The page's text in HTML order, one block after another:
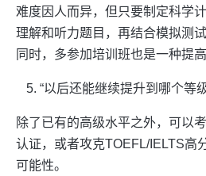
难度因人而异，但只要制定科学
理解和听力题目，再结合模拟测
同时，多参加培训班也是一种提高
“以后还能继续提升到哪个等
除了已有的高级水平之外，可以
认证，或者攻克TOEFL/IELTS高
可能性。